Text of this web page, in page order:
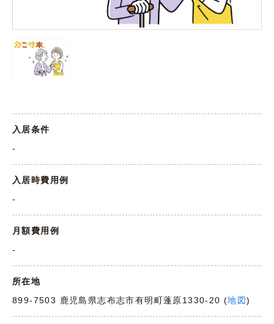
入居条件
-
入居時費用例
-
月額費用例
-
所在地
899-7503 鹿児島県志布志市有明町蓬原1330-20 (地図)